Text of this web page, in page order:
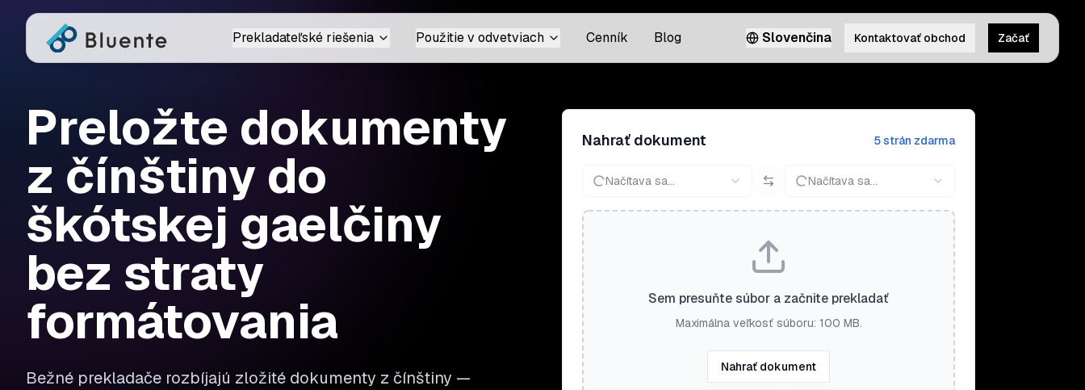
Prekladateľské riešenia Použitie v odvetviach Cenník Blog Slovenčina Kontaktovať obchod Začať
Preložte dokumenty
z čínštiny do
škótskej gaelčiny
bez straty
formátovania
Bežné prekladače rozbíjajú zložité dokumenty z čínštiny —
Nahrať dokument 5 strán zdarma
Načítava sa... Načítava sa...
Sem presuňte súbor a začnite prekladať
Maximálna veľkosť súboru: 100 MB.
Nahrať dokument